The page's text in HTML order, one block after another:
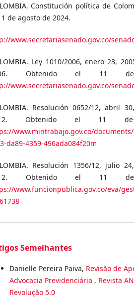
Constitución política de
de agosto de 2024.
www.secretariasenado.gov.co/
Ley 1010/2006, enero 23,
Obtenido el 11
www.secretariasenado.gov.co/
Resolución 0652/12, abril
Obtenido el 11
www.mintrabajo.gov.co/
da89-4359-496ada084f20m
Resolución 1356/12, julio
Obtenido el 11
www.funcionpublica.gov.co/eva/
Semelhantes
Danielle Pereira Paiva, Revisão de
Advocacia Previdenciária , Revista
Revolução 5.0